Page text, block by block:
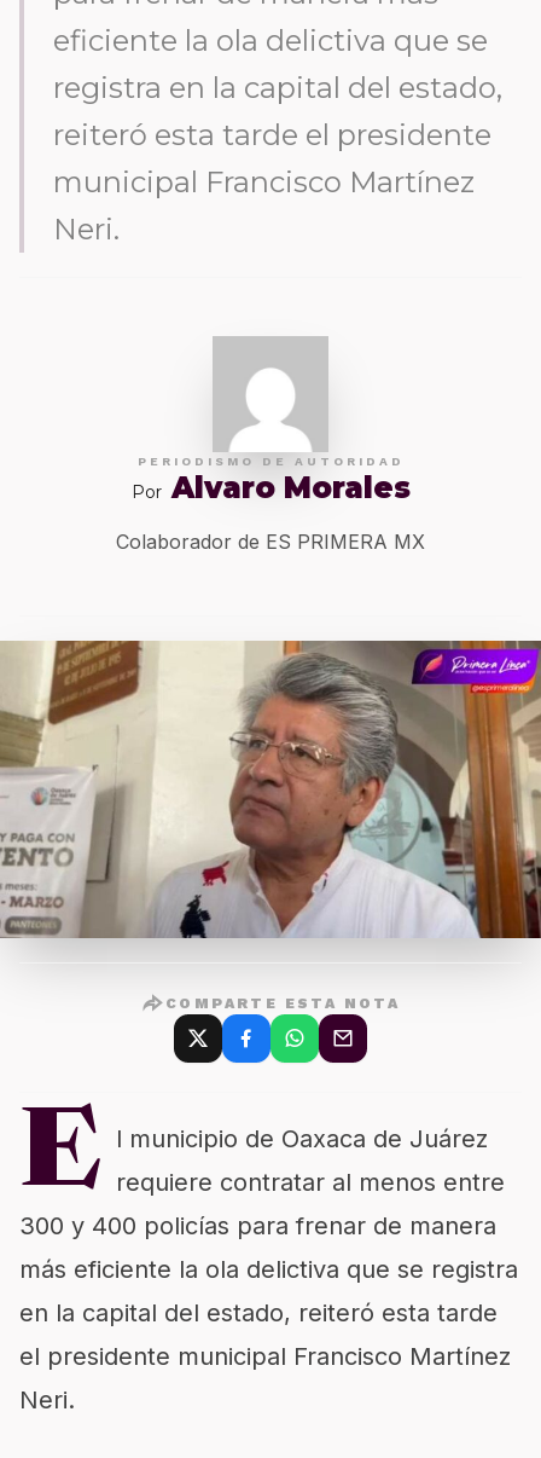
eficiente la ola delictiva que se
registra en la capital del estado,
reiteró esta tarde el presidente
municipal Francisco Martínez
Neri.
PERIODISMO DE AUTORIDAD
Por Alvaro Morales
Colaborador de ES PRIMERA MX
COMPARTE ESTA NOTA
E
l municipio de Oaxaca de Juárez
requiere contratar al menos entre
300 y 400 policías para frenar de manera
más eficiente la ola delictiva que se registra
en la capital del estado, reiteró esta tarde
el presidente municipal Francisco Martínez
Neri.